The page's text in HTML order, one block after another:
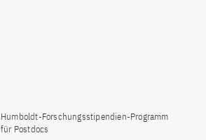
Humboldt-Forschungsstipendien-Programm
für Postdocs